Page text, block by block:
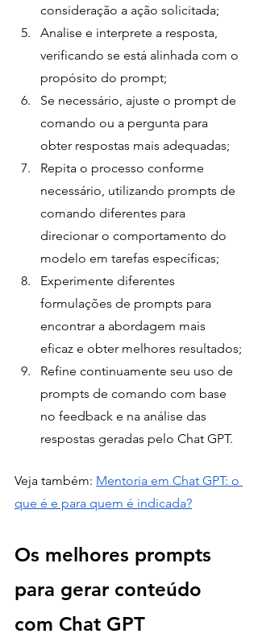
consideração a ação solicitada;
Analise e interprete a resposta,
verificando se está alinhada com o
propósito do prompt;
Se necessário, ajuste o prompt de
comando ou a pergunta para
obter respostas mais adequadas;
Repita o processo conforme
necessário, utilizando prompts de
comando diferentes para
direcionar o comportamento do
modelo em tarefas específicas;
Experimente diferentes
formulações de prompts para
encontrar a abordagem mais
eficaz e obter melhores resultados;
Refine continuamente seu uso de
prompts de comando com base
no feedback e na análise das
respostas geradas pelo Chat GPT.
Veja também: Mentoria em Chat GPT: o
que é e para quem é indicada?
Os melhores prompts
para gerar conteúdo
com Chat GPT